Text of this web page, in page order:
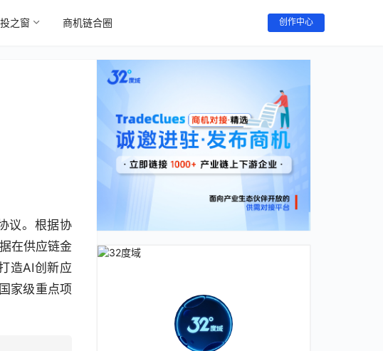
之窗 商机链合圈 创作中心
议。根据协
在供应链金
造AI创新应
家级重点项